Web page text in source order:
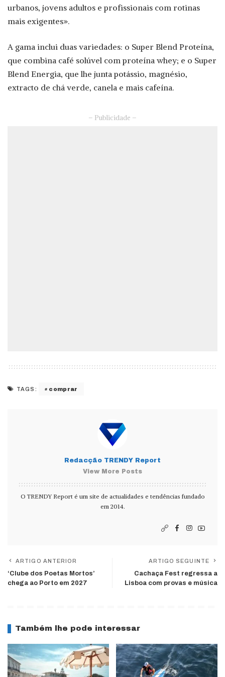
urbanos, jovens adultos e profissionais com rotinas
mais exigentes».
A gama inclui duas variedades: o Super Blend Proteína,
que combina café solúvel com proteína whey; e o Super
Blend Energia, que lhe junta potássio, magnésio,
extracto de chá verde, canela e mais cafeína.
– Publicidade –
TAGS: comprar
Redacção TRENDY Report
View More Posts
O TRENDY Report é um site de actualidades e tendências fundado
em 2014.
ARTIGO ANTERIOR
‘Clube dos Poetas Mortos’
chega ao Porto em 2027
ARTIGO SEGUINTE
Cachaça Fest regressa a
Lisboa com provas e música
Também lhe pode interessar